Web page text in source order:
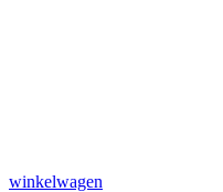
winkelwagen